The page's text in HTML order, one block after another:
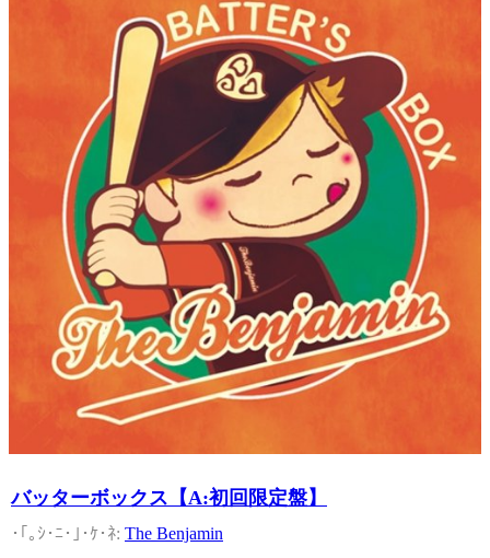
バッターボックス【A:初回限定盤】
The Benjamin